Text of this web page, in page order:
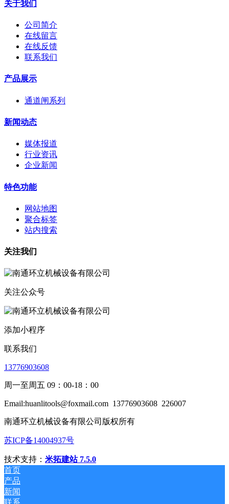
关于我们
公司简介
在线留言
在线反馈
联系我们
产品展示
通道闸系列
新闻动态
媒体报道
行业资讯
企业新闻
特色功能
网站地图
聚合标签
站内搜索
关注我们
关注公众号
添加小程序
联系我们
13776903608
周一至周五 09：00-18：00
Email:huanlitools@foxmail.com 13776903608 226007
南通环立机械设备有限公司版权所有
苏ICP备14004937号
技术支持： 米拓建站 7.5.0
首页
产品
新闻